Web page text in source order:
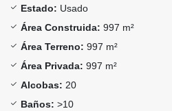
Estado: Usado
Área Construida: 997 m²
Área Terreno: 997 m²
Área Privada: 997 m²
Alcobas: 20
Baños: >10